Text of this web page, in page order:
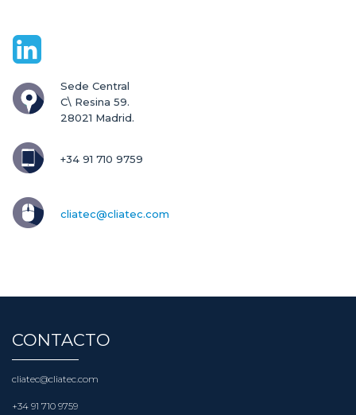
Sede Central
C\ Resina 59.
28021 Madrid.
+34 91 710 9759
cliatec@cliatec.com
CONTACTO
cliatec@cliatec.com
+34 91 710 9759